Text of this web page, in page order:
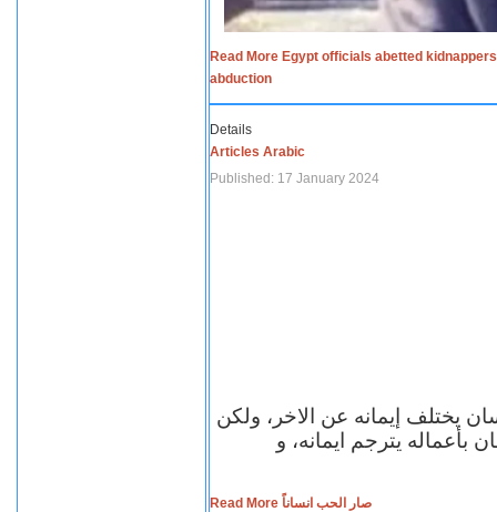
Read More Egypt officials abetted
abduction
Details
Articles Arabic
Published: 17 January 2024
يختلف إيمانه عن الاخر، ولكن
بأعماله يترجم ايمانه، و
Read More صار الحب انساناً